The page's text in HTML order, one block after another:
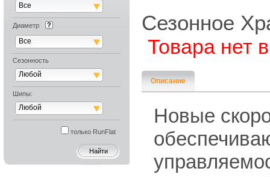
Все
Диаметр
Все
Сезонность
Любой
Шипы:
Любой
только RunFlat
Сезонное
Товара нет
Описание
Новые